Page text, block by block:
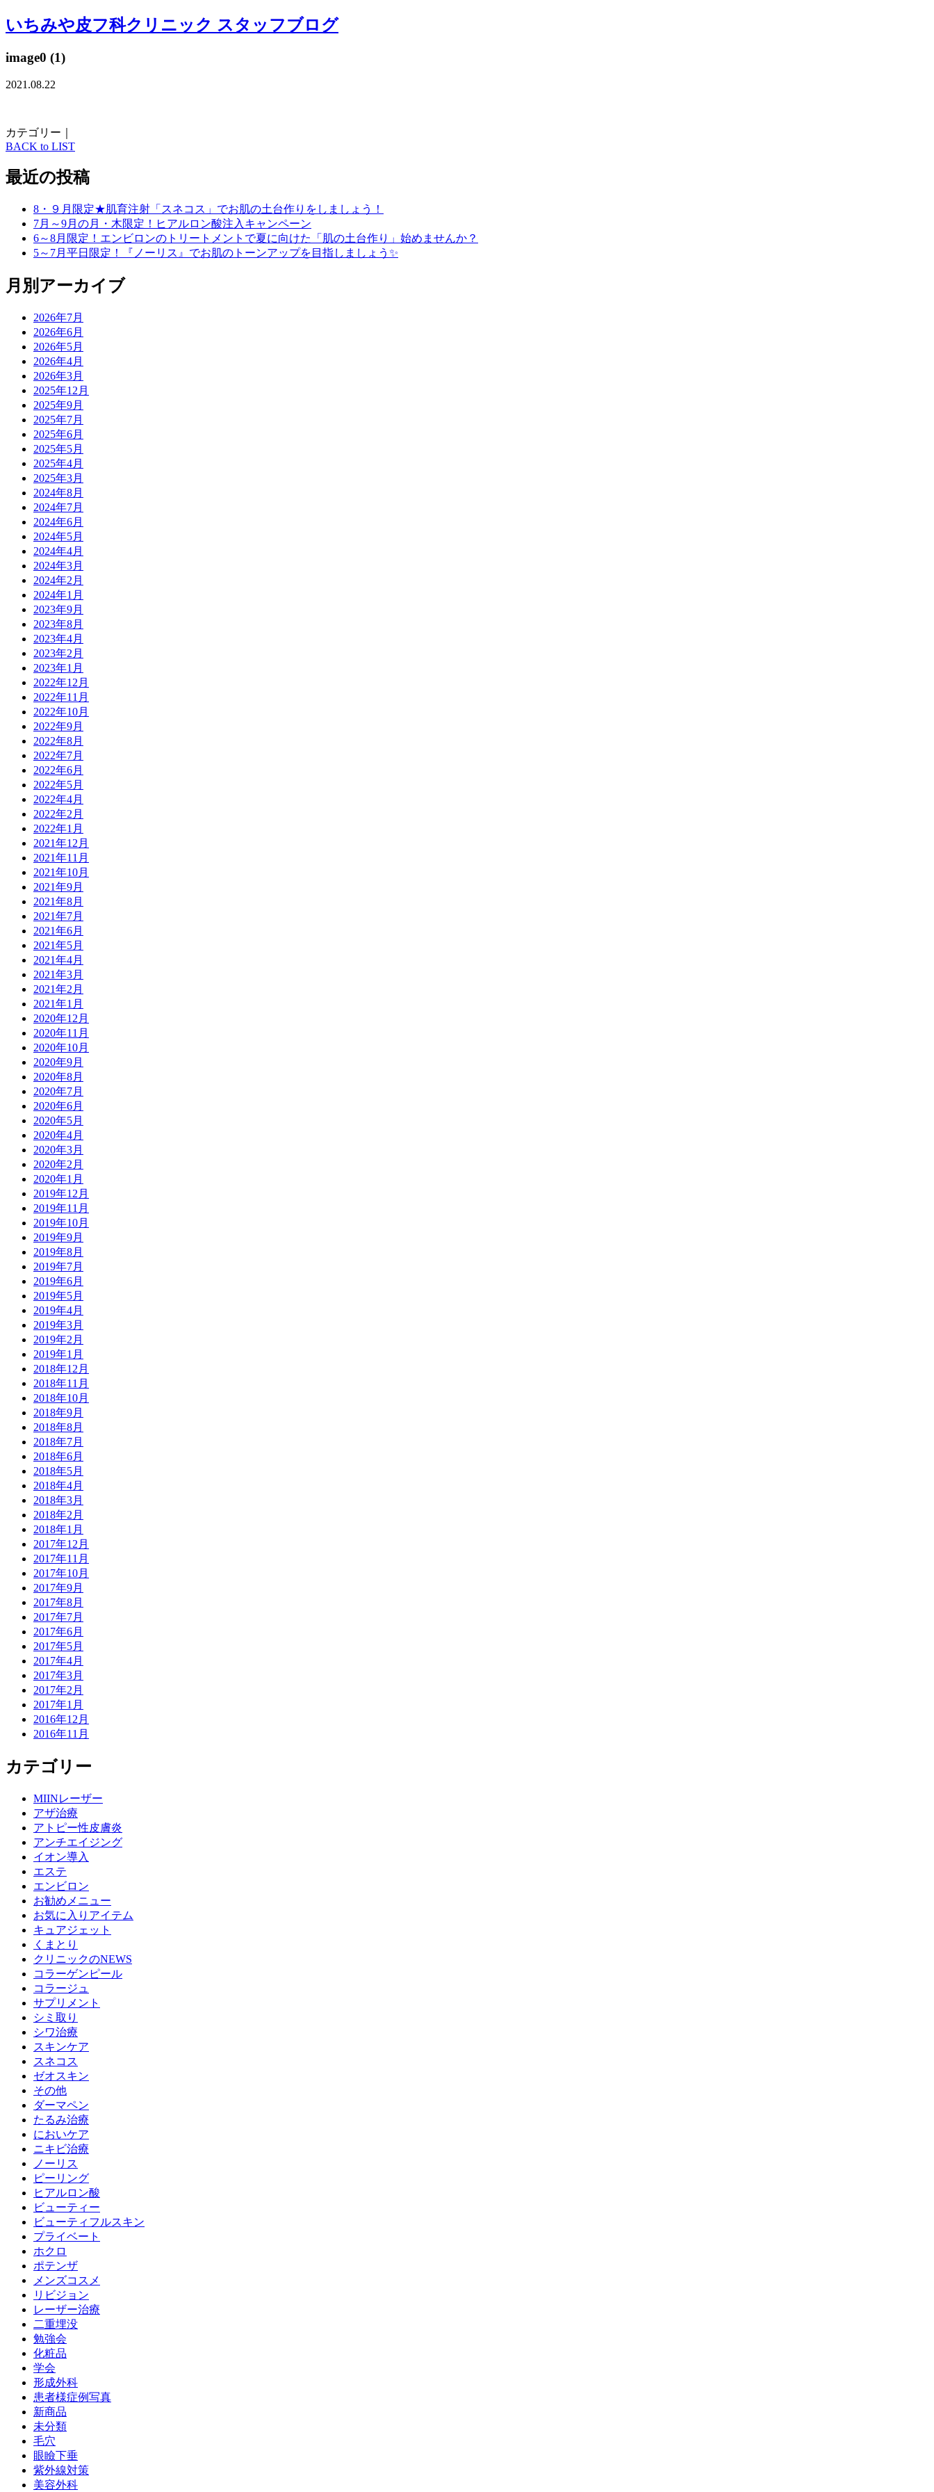
いちみや皮フ科クリニック スタッフブログ
image0 (1)
2021.08.22
カテゴリー｜
BACK to LIST
最近の投稿
8・９月限定★肌育注射「スネコス」でお肌の土台作りをしましょう！
7月～9月の月・木限定！ヒアルロン酸注入キャンペーン
6～8月限定！エンビロンのトリートメントで夏に向けた「肌の土台作り」始めませんか？
5～7月平日限定！『ノーリス』でお肌のトーンアップを目指しましょう✨
月別アーカイブ
2026年7月
2026年6月
2026年5月
2026年4月
2026年3月
2025年12月
2025年9月
2025年7月
2025年6月
2025年5月
2025年4月
2025年3月
2024年8月
2024年7月
2024年6月
2024年5月
2024年4月
2024年3月
2024年2月
2024年1月
2023年9月
2023年8月
2023年4月
2023年2月
2023年1月
2022年12月
2022年11月
2022年10月
2022年9月
2022年8月
2022年7月
2022年6月
2022年5月
2022年4月
2022年2月
2022年1月
2021年12月
2021年11月
2021年10月
2021年9月
2021年8月
2021年7月
2021年6月
2021年5月
2021年4月
2021年3月
2021年2月
2021年1月
2020年12月
2020年11月
2020年10月
2020年9月
2020年8月
2020年7月
2020年6月
2020年5月
2020年4月
2020年3月
2020年2月
2020年1月
2019年12月
2019年11月
2019年10月
2019年9月
2019年8月
2019年7月
2019年6月
2019年5月
2019年4月
2019年3月
2019年2月
2019年1月
2018年12月
2018年11月
2018年10月
2018年9月
2018年8月
2018年7月
2018年6月
2018年5月
2018年4月
2018年3月
2018年2月
2018年1月
2017年12月
2017年11月
2017年10月
2017年9月
2017年8月
2017年7月
2017年6月
2017年5月
2017年4月
2017年3月
2017年2月
2017年1月
2016年12月
2016年11月
カテゴリー
MIINレーザー
アザ治療
アトピー性皮膚炎
アンチエイジング
イオン導入
エステ
エンビロン
お勧めメニュー
お気に入りアイテム
キュアジェット
くまとり
クリニックのNEWS
コラーゲンピール
コラージュ
サプリメント
シミ取り
シワ治療
スキンケア
スネコス
ゼオスキン
その他
ダーマペン
たるみ治療
においケア
ニキビ治療
ノーリス
ピーリング
ヒアルロン酸
ビューティー
ビューティフルスキン
プライベート
ホクロ
ポテンザ
メンズコスメ
リビジョン
レーザー治療
二重埋没
勉強会
化粧品
学会
形成外科
患者様症例写真
新商品
未分類
毛穴
眼瞼下垂
紫外線対策
美容外科